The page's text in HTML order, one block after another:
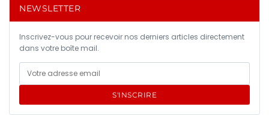
NEWSLETTER
Inscrivez-vous pour recevoir nos derniers articles directement
dans votre boîte mail.
S'INSCRIRE